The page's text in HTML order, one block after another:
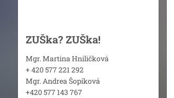
ZUŠka? ZUŠka!
Mgr. Martina Hniličková
+ 420 577 221 292
Mgr. Andrea Šopíková
+420 577 143 767